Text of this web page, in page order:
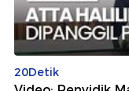
20Detik